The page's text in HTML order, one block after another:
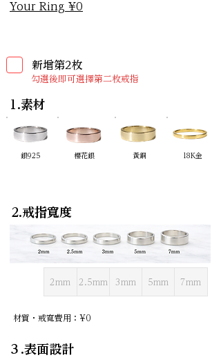
Your Ring ¥0
新增第2枚
勾選後即可選擇第二枚戒指
1.素材
​銀925 櫻花銀 黃銅 18K金
2.戒指寬度
2mm 2.5mm 3mm 5mm 7mm
材質・戒寬費用：¥0
３.表面設計